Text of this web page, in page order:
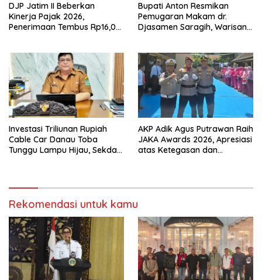
DJP Jatim II Beberkan
Kinerja Pajak 2026,
Penerimaan Tembus Rp16,08
Bupati Anton Resmikan
Pemugaran Makam dr.
Djasamen Saragih, Warisan
Mendatang
Investasi Triliunan Rupiah
Cable Car Danau Toba
Tunggu Lampu Hijau, Sekda
AKP Adik Agus Putrawan Raih
JAKA Awards 2026, Apresiasi
atas Ketegasan dan
Rekomendasi untuk kamu